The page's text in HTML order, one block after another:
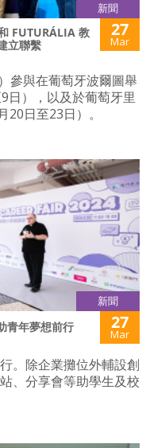
新聞
FUTURÁLIA 教
立聯繫
27
Mar
參與在葡萄牙波爾圖舉
日），以及於葡萄牙里
日至23日）。
新聞
青年夢想前行 27
Mar
。除企業攤位外輔設創
、分享會等助學生及校